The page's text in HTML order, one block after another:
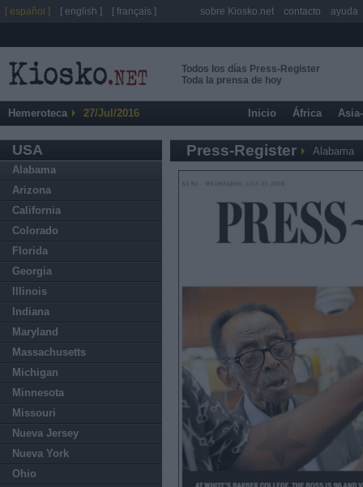
Todos los días Press-Register
Toda la prensa de hoy
Hemeroteca 27/Jul/2016 Inicio África
USA
Alabama
Arizona
California
Colorado
Florida
Georgia
Illinois
Indiana
Maryland
Massachusetts
Michigan
Minnesota
Missouri
Nueva Jersey
Nueva York
Ohio
Press-Register Alabama
[ español ] [ english ] [ français ] sobre Kiosko.net contacto ayuda